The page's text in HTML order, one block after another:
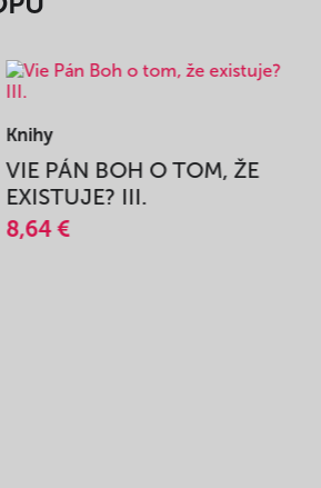
Knihy
VIE PÁN BOH O TOM, ŽE
EXISTUJE? III.
8,64 €